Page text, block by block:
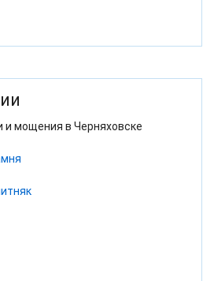
и мощения в Черняховске